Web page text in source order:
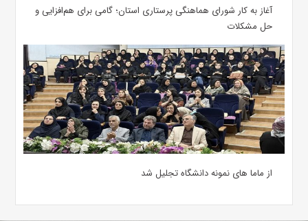
آغاز به کار شورای هماهنگی پرستاری استان؛ گامی برای هم‌افزایی و
حل مشکلات
از ماما های نمونه دانشگاه تجلیل شد